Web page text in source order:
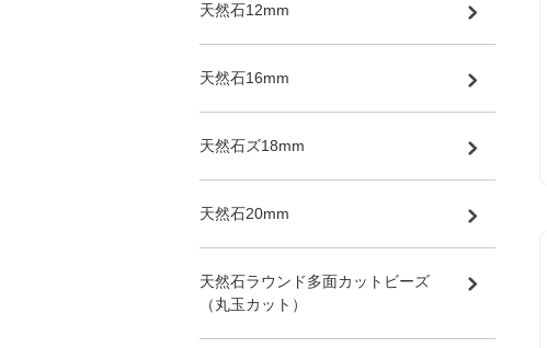
天然石12mm
天然石16mm
天然石ズ18mm
天然石20mm
天然石ラウンド多面カットビーズ
（丸玉カット）